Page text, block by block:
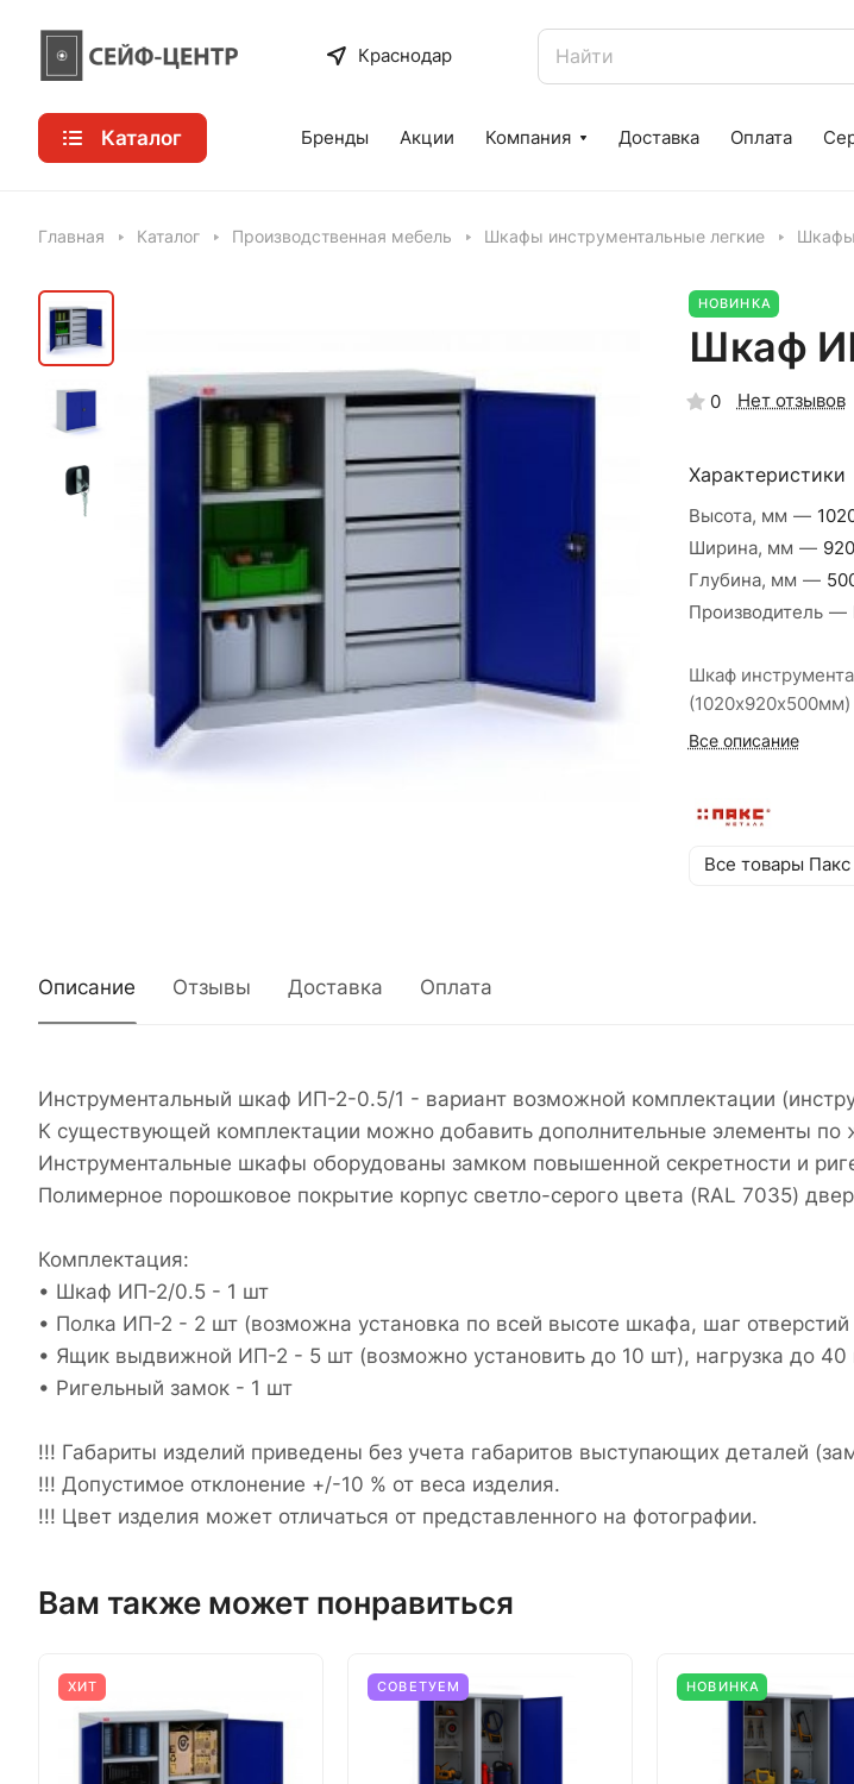
Краснодар
Каталог Бренды Акции Компания Доставка Оплата
Главная Каталог Производственная мебель Шкафы инструментальные легкие
НОВИНКА
Шкаф
0 Нет отзывов
Характеристики
Высота, мм —
Ширина, мм — 920
Глубина, мм —
Производитель —
Шкаф
(1020х920х500мм)
Все описание
Все товары Пакс
Описание Отзывы Доставка Оплата
Инструментальный шкаф ИП-2-0.5/1 - вариант возможной комплектации
К существующей комплектации можно добавить дополнительные элементы по
Инструментальные шкафы оборудованы замком повышенной секретности и
Полимерное порошковое покрытие корпус светло-серого цвета (RAL 7035)
Комплектация:
• Шкаф ИП-2/0.5 - 1 шт
• Полка ИП-2 - 2 шт (возможна установка по всей высоте шкафа, шаг
• Ящик выдвижной ИП-2 - 5 шт (возможно установить до 10 шт), нагрузка до 40
• Ригельный замок - 1 шт
!!! Габариты изделий приведены без учета габаритов выступающих деталей
!!! Допустимое отклонение +/-10 % от веса изделия.
!!! Цвет изделия может отличаться от представленного на фотографии.
Вам также может понравиться
ХИТ СОВЕТУЕМ НОВИНКА